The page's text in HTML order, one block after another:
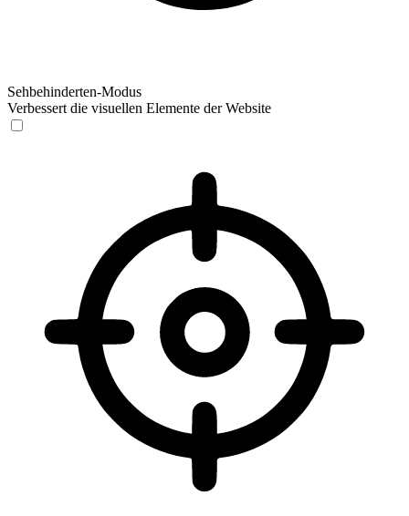
Sehbehinderten-Modus
Verbessert die visuellen Elemente der Website